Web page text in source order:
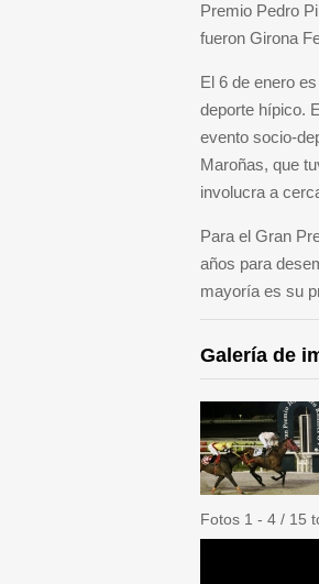
Premio Pedro
fueron Girona
El 6 de enero
deporte hípico.
evento socio-
Maroñas, que
involucra a
Para el Gran
años para
mayoría es su
Galería de
Fotos 1 - 4 / 15